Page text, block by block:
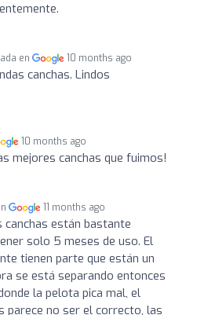
en 10 months ago
canchas. Lindos
10 months ago
mejores canchas que fuimos!
11 months ago
canchas están bastante
solo 5 meses de uso. El
tienen parte que están un
se está separando entonces
la pelota pica mal, el
parece no ser el correcto, las